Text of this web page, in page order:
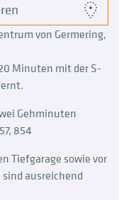
von Germering,
Minuten mit der S-
Gehminuten
854
Tiefgarage sowie vor
ausreichend